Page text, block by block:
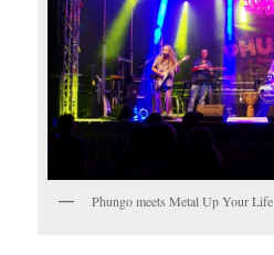
Phungo meets Metal Up Your Life